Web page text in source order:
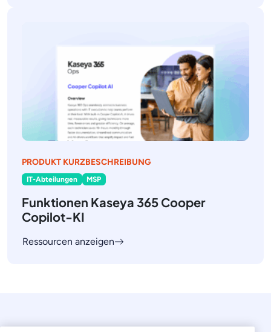
PRODUKT KURZBESCHREIBUNG
IT-Abteilungen MSP
Funktionen Kaseya 365 Cooper
Copilot-KI
Ressourcen anzeigen